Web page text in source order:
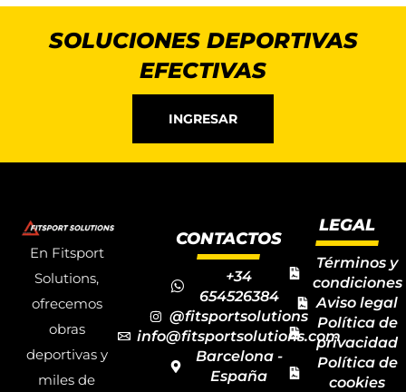
SOLUCIONES DEPORTIVAS
EFECTIVAS
INGRESAR
En Fitsport
Solutions,
ofrecemos
obras
deportivas y
miles de
CONTACTOS
+34
654526384
@fitsportsolutions
info@fitsportsolutions.com
Barcelona -
España
LEGAL
Términos y
condiciones
Aviso legal
Política de
privacidad
Política de
cookies